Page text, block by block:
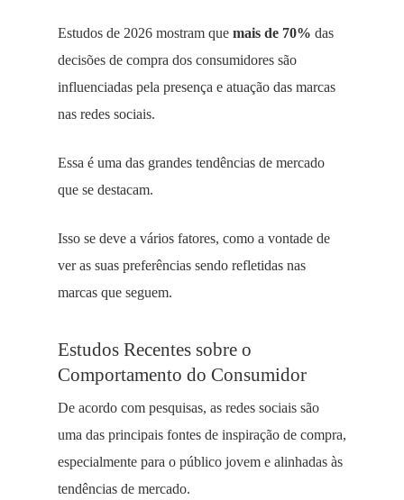
Estudos de 2026 mostram que mais de 70% das
decisões de compra dos consumidores são
influenciadas pela presença e atuação das marcas
nas redes sociais.
Essa é uma das grandes tendências de mercado
que se destacam.
Isso se deve a vários fatores, como a vontade de
ver as suas preferências sendo refletidas nas
marcas que seguem.
Estudos Recentes sobre o
Comportamento do Consumidor
De acordo com pesquisas, as redes sociais são
uma das principais fontes de inspiração de compra,
especialmente para o público jovem e alinhadas às
tendências de mercado.